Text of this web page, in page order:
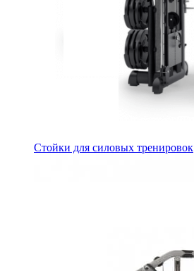
Стойки для силовых тренировок